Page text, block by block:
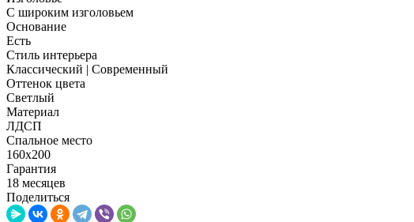
С широким изголовьем
Основание
Есть
Стиль интерьера
Классический | Современный
Оттенок цвета
Светлый
Материал
ЛДСП
Спальное место
160х200
Гарантия
18 месяцев
Поделиться